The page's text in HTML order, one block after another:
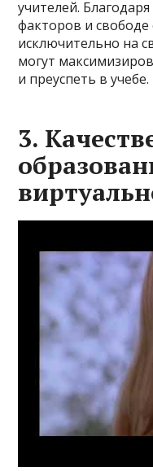
учителей.
факторов и свободе
исключительно на
могут
и преуспеть в учебе.
3.